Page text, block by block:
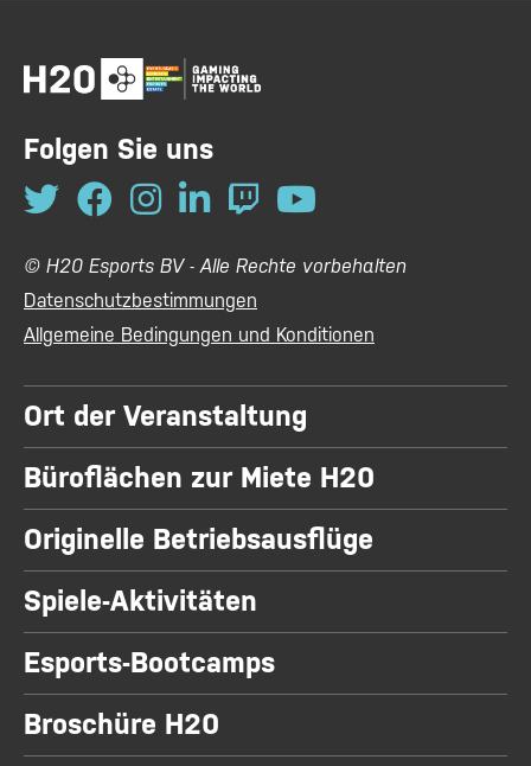
Folgen Sie uns
© H20 Esports BV - Alle Rechte vorbehalten
Datenschutzbestimmungen
Allgemeine Bedingungen und Konditionen
Ort der Veranstaltung
Büroflächen zur Miete H20
Originelle Betriebsausflüge
Spiele-Aktivitäten
Esports-Bootcamps
Broschüre H20